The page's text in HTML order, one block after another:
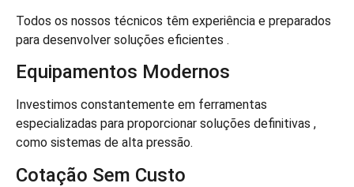
Todos os nossos técnicos têm experiência e preparados
para desenvolver soluções eficientes .
Equipamentos Modernos
Investimos constantemente em ferramentas
especializadas para proporcionar soluções definitivas ,
como sistemas de alta pressão.
Cotação Sem Custo